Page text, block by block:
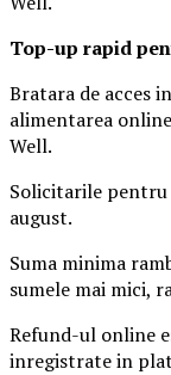
Top-up rapid
Bratara de acces
alimentarea
Well.
Solicitarile
august.
Suma minima
sumele mai mici,
Refund-ul online
inregistrate in